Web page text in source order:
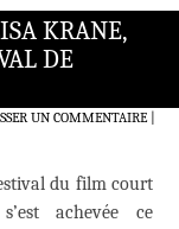
KRANE,
DE
UN COMMENTAIRE|
du film court
achevée ce